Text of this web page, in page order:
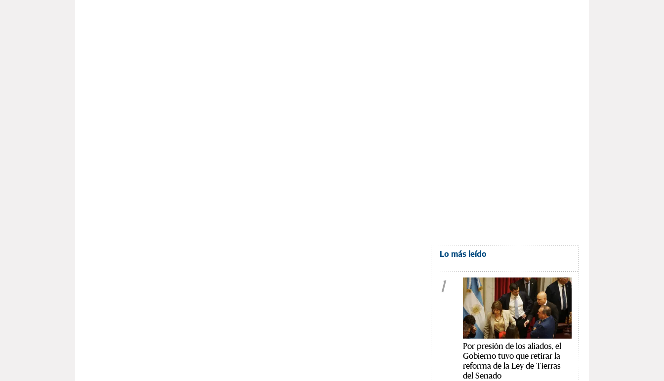
Lo más leído
1
Por presión de los aliados, el
Gobierno tuvo que retirar la
reforma de la Ley de Tierras
del Senado